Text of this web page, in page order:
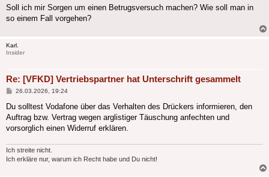
Soll ich mir Sorgen um einen Betrugsversuch machen? Wie soll man in
so einem Fall vorgehen?
Karl.
Insider
Re: [VFKD] Vertriebspartner hat Unterschrift gesammelt
Beitrag
26.03.2026, 19:24
Du solltest Vodafone über das Verhalten des Drückers informieren, den
Auftrag bzw. Vertrag wegen arglistiger Täuschung anfechten und
vorsorglich einen Widerruf erklären.
Ich streite nicht.
Ich erkläre nur, warum ich Recht habe und Du nicht!